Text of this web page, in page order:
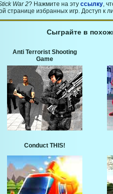
War 2? Нажмите на эту ссылку,
странице избранных игр. Доступ к
Сыграйте в
Anti Terrorist Shooting
Game
Conduct THIS!